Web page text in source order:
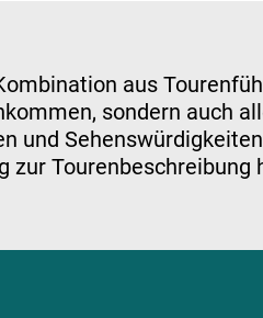
aus
sondern auch
und
zur Tourenbeschreibung